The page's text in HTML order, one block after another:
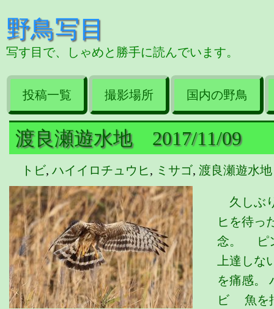
野鳥写目
写す目で、しゃめと勝手に読んでいます。
投稿一覧 撮影場所 国内の野鳥
渡良瀬遊水地 2017/11/09
トビ, ハイイロチュウヒ , ミサゴ, 渡良瀬遊水地
久しぶ
ヒを待っ
念。 ピ
上達しな
を痛感。
ビ 魚を